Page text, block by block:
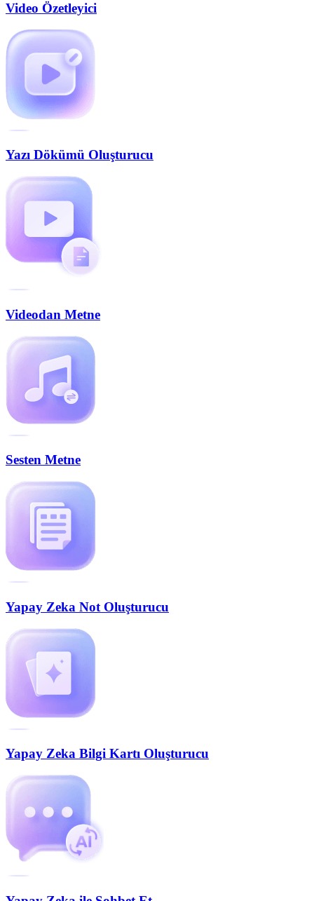
Video Özetleyici
Yazı Dökümü Oluşturucu
Videodan Metne
Sesten Metne
Yapay Zeka Not Oluşturucu
Yapay Zeka Bilgi Kartı Oluşturucu